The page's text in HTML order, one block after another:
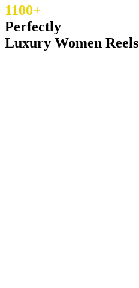
1100+
Perfectly
Luxury Women Reels